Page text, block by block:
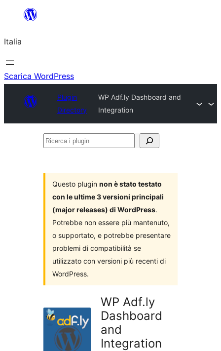
contenuto
Italia
Scarica WordPress
Plugin
Directory
WP Adf.ly Dashboard and
Integration
Ricerca
Questo plugin non è stato testato
con le ultime 3 versioni principali
(major releases) di WordPress.
Potrebbe non essere più mantenuto,
o supportato, e potrebbe presentare
problemi di compatibilità se
utilizzato con versioni più recenti di
WordPress.
WP Adf.ly
Dashboard
and
Integration